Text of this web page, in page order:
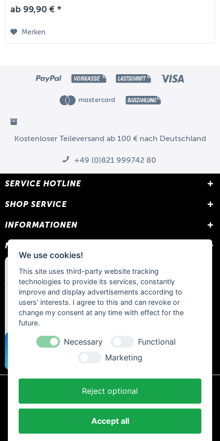
ab 99,90 € *
Merken
Kostenloser Teileversand ab 100 € nach Deutschland
+49 (0)821 999742 80
SERVICE HOTLINE
SHOP SERVICE
INFORMATIONEN
NEWSLETTER
* Alle Preise inkl. gesetzl. Mehrwertsteuer zzgl.
Nachnahmegebühren, wenn nicht anders beschrieben.
AGB und Kundeninformationen
We use cookies!
This site uses third-party website tracking
technologies to provide its services, constantly
improve and display advertisements according to
users' interests. I agree to this and can revoke or
change my consent at any time with effect for the
future.
Necessary
Functional
Marketing
Reject optional
Accept all